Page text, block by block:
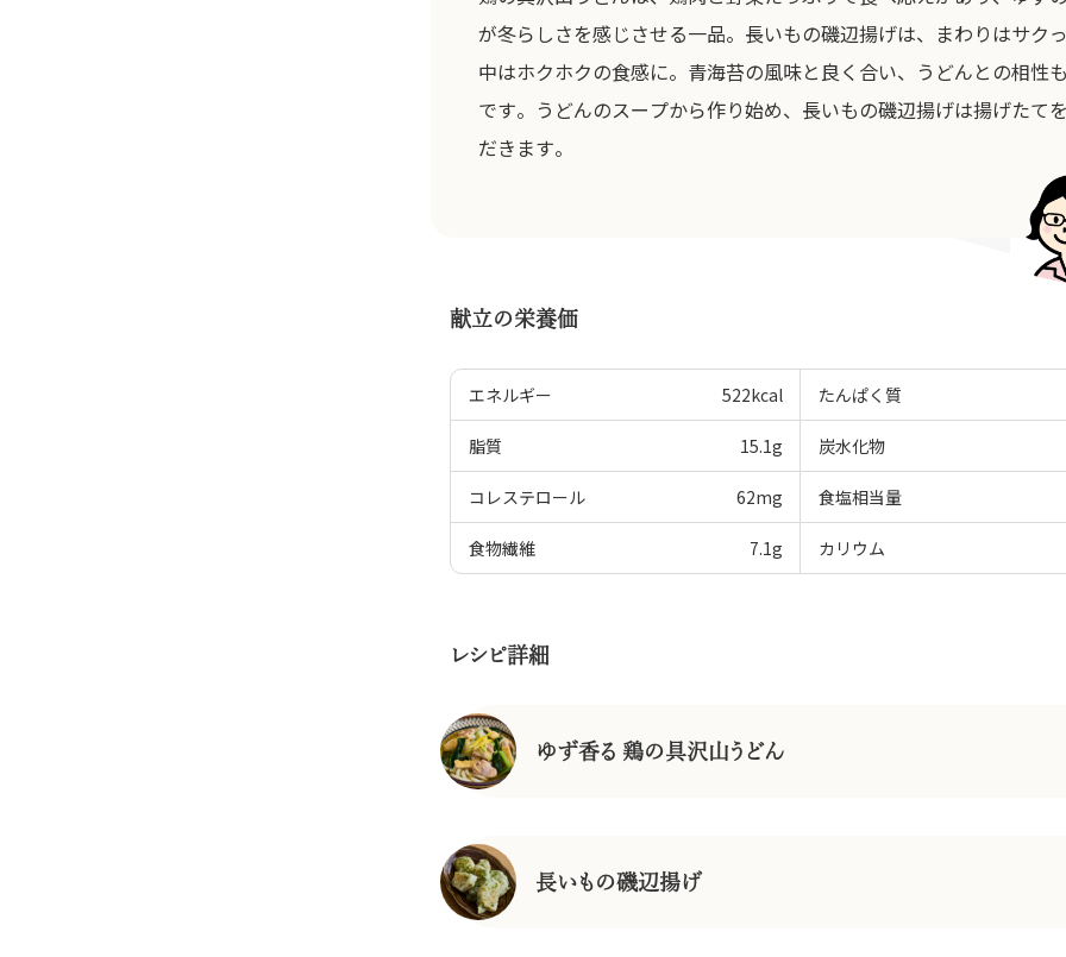
が冬らしさを感じさせる一品。長いもの磯辺揚げは、まわりはサクっ
中はホクホクの食感に。青海苔の風味と良く合い、うどんとの相性
です。うどんのスープから作り始め、長いもの磯辺揚げは揚げたて
だきます。
献立の栄養価
エネルギー 522kcal たんぱく質
脂質 15.1g 炭水化物
コレステロール 62mg 食塩相当量
食物繊維 7.1g カリウム
レシピ詳細
ゆず香る 鶏の具沢山うどん
長いもの磯辺揚げ